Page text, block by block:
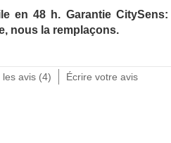
en 48 h. Garantie
nous la remplaçons.
les avis (4) Écrire votre avis